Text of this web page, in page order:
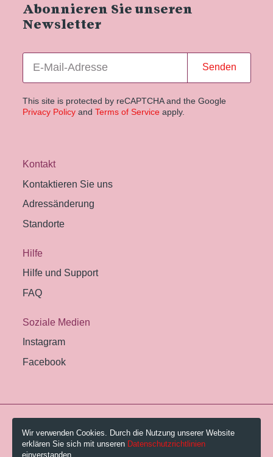
Abonnieren Sie unseren
Newsletter
Senden
This site is protected by reCAPTCHA and the Google
Privacy Policyand Terms of Service apply.
Kontakt
Kontaktieren Sie uns
Adressänderung
Standorte
Hilfe
Hilfe und Support
FAQ
Soziale Medien
Instagram
Facebook
© 2026 Pestalozzi-Bibliothek Zürich.
Impressum
Wir verwenden Cookies. Durch die Nutzung unserer Website
erklären Sie sich mit unseren Datenschutzrichtlinien
einverstanden.